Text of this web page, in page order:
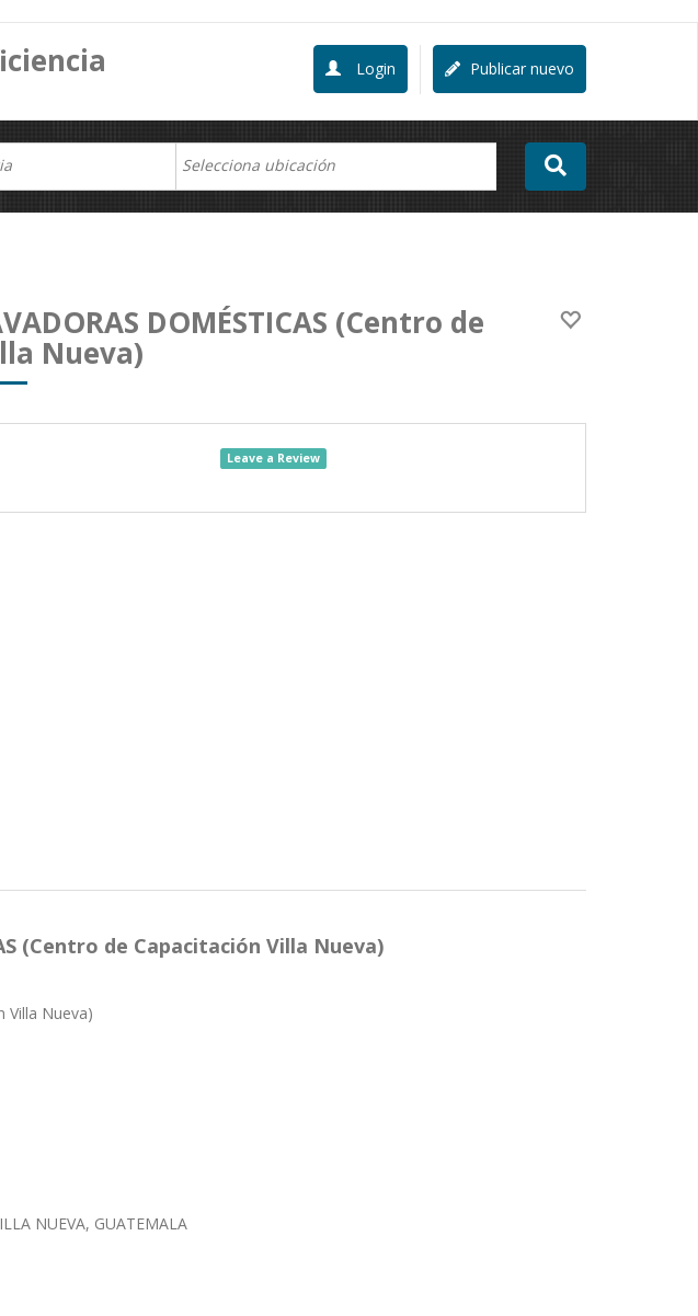
Publicar nuevo
Login
DOMÉSTICAS (Centro de
Nueva)
Leave a Review
(Centro de Capacitación Villa Nueva)
Villa Nueva)
NUEVA, GUATEMALA